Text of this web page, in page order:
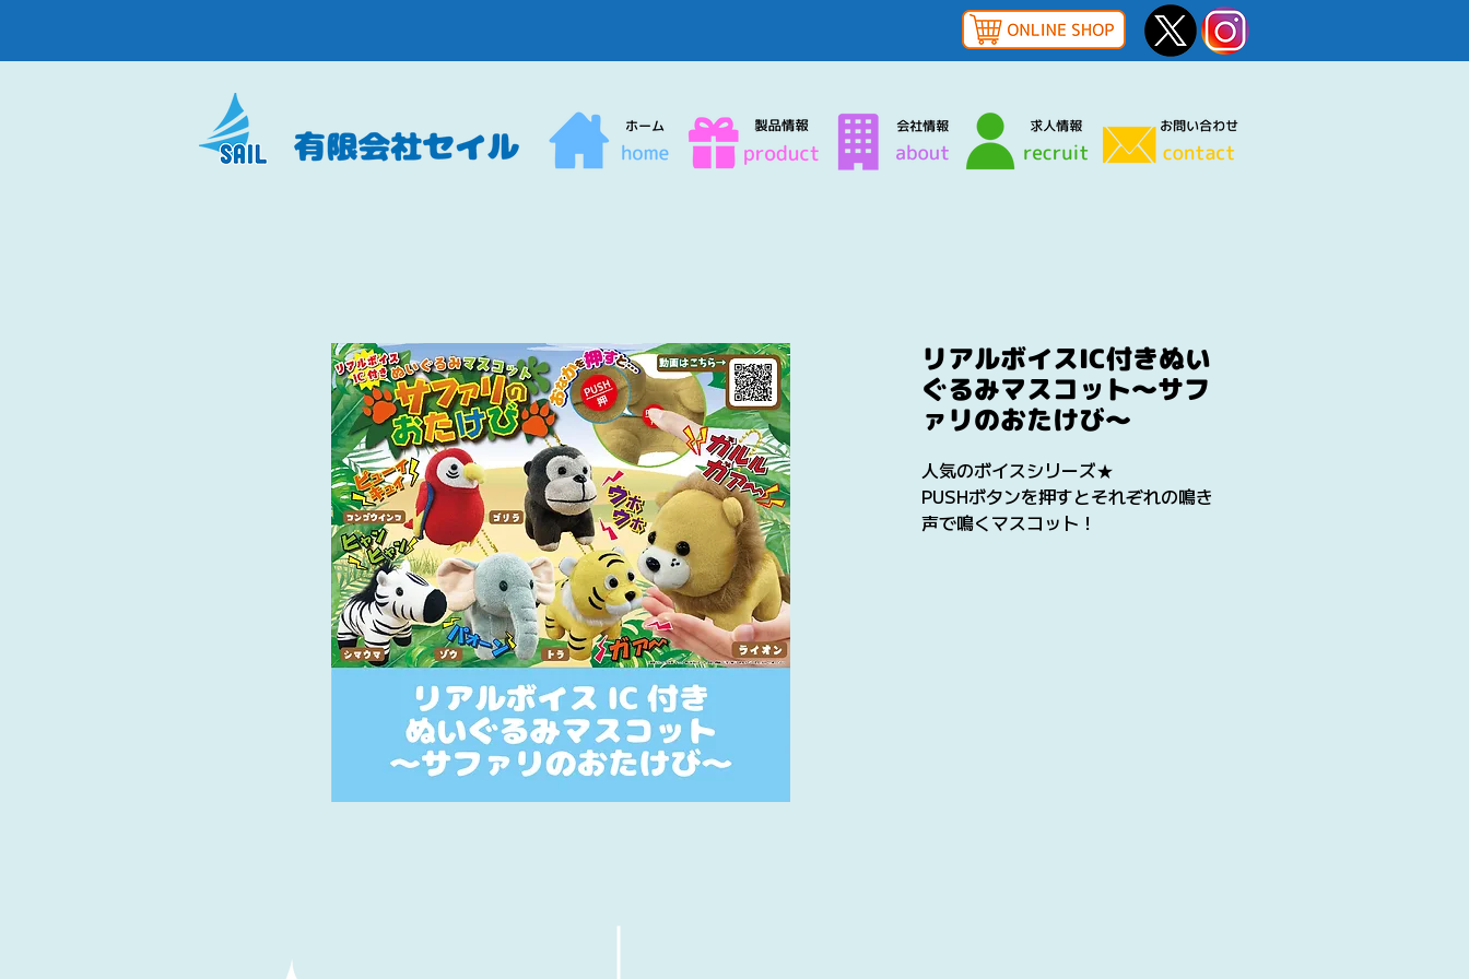
リアルボイスIC付きぬい
ぐるみマスコット～サフ
ァリのおたけび～
人気のボイスシリーズ★
PUSHボタンを押すとそれぞれの鳴き
声で鳴くマスコット！